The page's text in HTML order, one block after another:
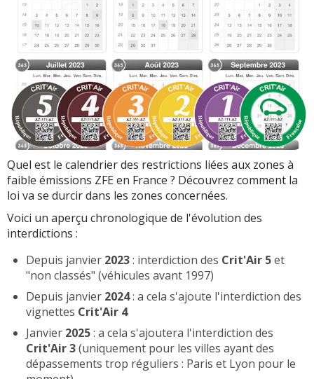
Quel est le calendrier des restrictions liées aux zones à
faible émissions ZFE en France ? Découvrez comment la
loi va se durcir dans les zones concernées.
Voici un aperçu chronologique de l'évolution des
interdictions :
Depuis janvier 2023: interdiction des Crit'Air 5et
"non classés" (véhicules avant 1997)
Depuis janvier 2024: a cela s'ajoute l'interdiction des
vignettes Crit'Air 4
Janvier 2025: a cela s'ajoutera l'interdiction des
Crit'Air 3(uniquement pour les villes ayant des
dépassements trop réguliers : Paris et Lyon pour le